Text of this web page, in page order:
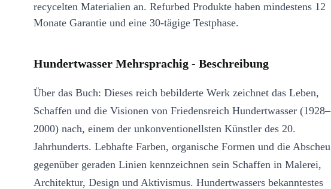
recycelten Materialien an. Refurbed Produkte haben mindestens 12
Monate Garantie und eine 30-tägige Testphase.
Hundertwasser Mehrsprachig - Beschreibung
Über das Buch: Dieses reich bebilderte Werk zeichnet das Leben,
Schaffen und die Visionen von Friedensreich Hundertwasser (1928–
2000) nach, einem der unkonventionellsten Künstler des 20.
Jahrhunderts. Lebhafte Farben, organische Formen und die Abscheu
gegenüber geraden Linien kennzeichnen sein Schaffen in Malerei,
Architektur, Design und Aktivismus. Hundertwassers bekanntestes